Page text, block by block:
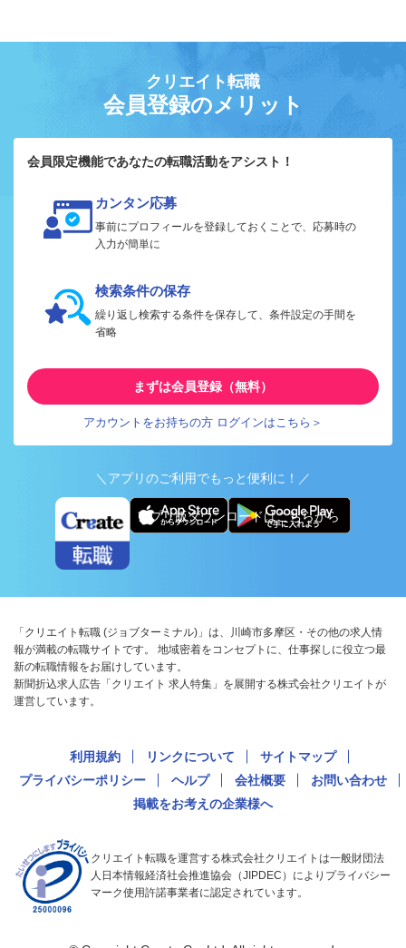
クリエイト転職
会員登録のメリット
会員限定機能であなたの転職活動をアシスト！
カンタン応募
事前にプロフィールを登録しておくことで、応募時の
入力が簡単に
検索条件の保存
繰り返し検索する条件を保存して、条件設定の手間を
省略
まずは会員登録（無料）
アカウントをお持ちの方 ログインはこちら＞
＼アプリのご利用でもっと便利に！／
アプリ版ダウンロードはこちらから
「クリエイト転職 (ジョブターミナル)」は、川崎市多摩区・その他の求人情
報が満載の転職サイトです。 地域密着をコンセプトに、仕事探しに役立つ最
新の転職情報をお届けしています。
新聞折込求人広告「クリエイト 求人特集」を展開する株式会社クリエイトが
運営しています。
利用規約 リンクについて
サイトマップ
プライバシーポリシー
ヘルプ 会社概要
お問い合わせ
掲載をお考えの企業様へ
クリエイト転職を運営する株式会社クリエイトは一般財団法
人日本情報経済社会推進協会（JIPDEC）によりプライバシー
マーク使用許諾事業者に認定されています。